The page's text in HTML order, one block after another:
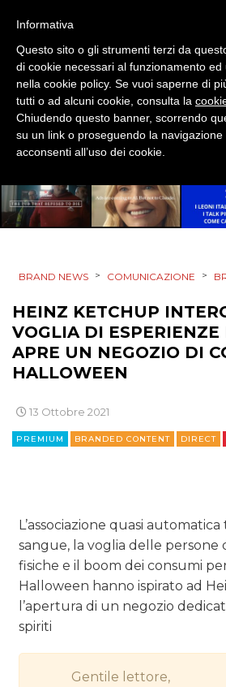
PROMOZIONI
PRODOTTI
CSR
CINEMA
DIGITALE
EDITORIA
ESTERNA
TV
RICERCHE
BRAND NEWS > COMUNICAZIONE >
HEINZ KETCHUP
VOGLIA DI ESPERIENZE
APRE UN NEGOZIO DI
HALLOWEEN
13 Ottobre 2021
PREMIUM BRANDED CONTENT DIRECT
L’associazione quasi
sangue, la voglia delle persone
fisiche e il boom dei consumi
Halloween hanno ispirato ad
l’apertura di un negozio
spiriti
Gentile lettore,
Informativa
Questo sito o gli strumenti terzi da
di cookie necessari al funzionamento
nella cookie policy. Se vuoi saperne di
tutti o ad alcuni cookie, consulta la
Chiudendo questo banner, scorrendo
su un link o proseguendo la navigazione
acconsenti all’uso dei cookie.